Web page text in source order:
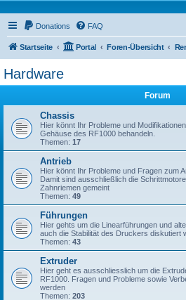
Donations FAQ
Startseite Portal Foren-Übersicht
Hardware
Forum
Chassis
Hier könnt Ihr Probleme und
Gehäuse des RF1000 behandeln.
Themen: 17
Antrieb
Hier könnt Ihr Probleme und Fragen zum
Damit sind ausschließlich die
Zahnriemen gemeint
Themen: 49
Führungen
Hier gehts um die Linearführungen und
auch die Stabilität des Druckers diskutiert
Themen: 43
Extruder
Hier geht es ausschliesslich um die
RF1000. Fragen und Probleme sowie
werden
Themen: 203